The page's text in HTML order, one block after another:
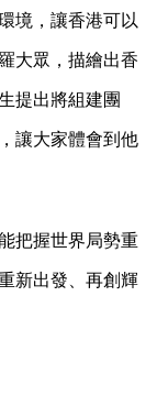
境，讓香港可以
大眾，描繪出香
提出將組建團
讓大家體會到他
把握世界局勢重
新出發、再創輝